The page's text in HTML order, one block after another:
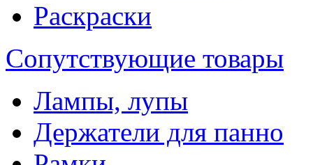
Раскраски
Сопутствующие товары
Лампы, лупы
Держатели для панно